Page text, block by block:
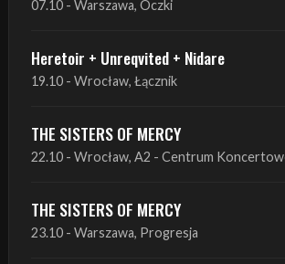
19.10 - Wrocław, Łącznik
THE SISTERS OF MERCY
22.10 - Wrocław, A2 - Centrum Koncertowe
THE SISTERS OF MERCY
23.10 - Warszawa, Progresja
Lone Assembly
13.11 - Poznań, Pod Minogą